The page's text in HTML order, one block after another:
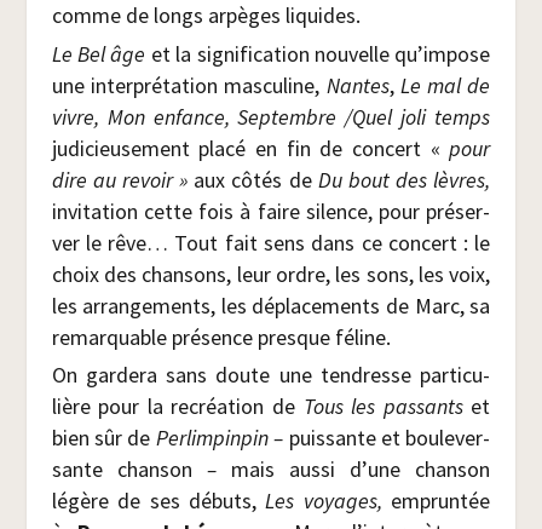
comme de longs arpèges liquides.
Le Bel âge et la signi­fi­ca­tion nou­velle qu’impose
une inter­pré­ta­tion mas­cu­line, Nantes, Le mal de
vivre, Mon enfance, Sep­tembre /​Quel joli temps
judi­cieu­se­ment pla­cé en fin de concert «pour
dire au revoir » aux côtés deDu bout des lèvres,
invi­ta­tion cette fois à faire silence, pour pré­ser­
ver le rêve… Tout fait sens dans ce concert : le
choix des chan­sons, leur ordre, les sons, les voix,
les arran­ge­ments, les dépla­ce­ments de Marc, sa
remar­quable pré­sence presque féline.
On gar­de­ra sans doute une ten­dresse par­ti­cu­
lière pour la recréa­tion de Tous les pas­santset
bien sûr de Per­lim­pin­pin – puis­sante et bou­le­ver­
sante chan­son – mais aus­si d’une chan­son
légère de ses débuts, Les voyages, emprun­tée